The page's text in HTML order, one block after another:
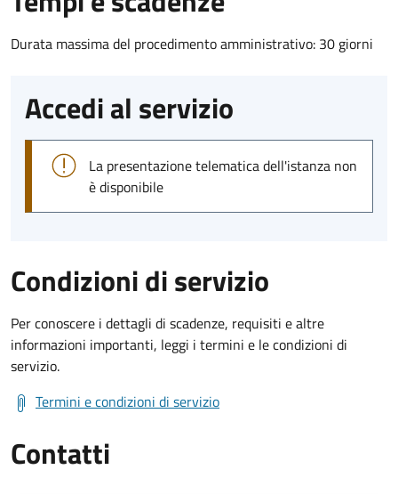
Durata massima del procedimento amministrativo: 30 giorni
Accedi al servizio
La presentazione telematica dell'istanza non
è disponibile
Condizioni di servizio
Per conoscere i dettagli di scadenze, requisiti e altre
informazioni importanti, leggi i termini e le condizioni di
servizio.
Termini e condizioni di servizio
Contatti